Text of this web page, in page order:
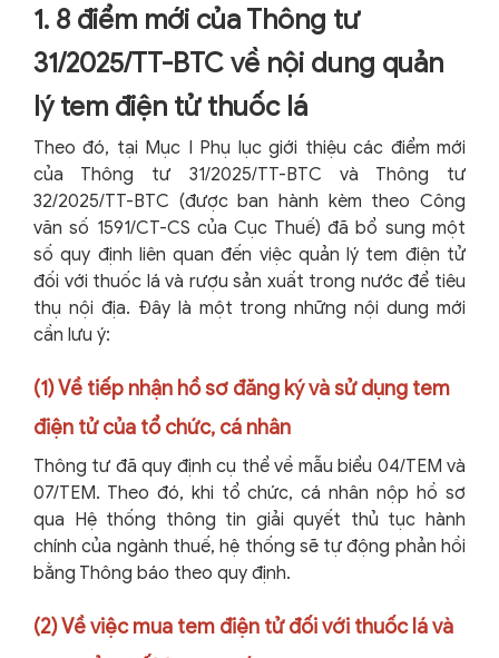
1. 8 điểm mới của Thông tư
31/2025/TT-BTC về nội dung quản
lý tem điện tử thuốc lá
Theo đó, tại Mục I Phụ lục giới thiệu các điểm mới
của Thông tư 31/2025/TT-BTC và Thông tư
32/2025/TT-BTC (được ban hành kèm theo Công
văn số 1591/CT-CS của Cục Thuế) đã bổ sung một
số quy định liên quan đến việc quản lý tem điện tử
đối với thuốc lá và rượu sản xuất trong nước để tiêu
thụ nội địa. Đây là một trong những nội dung mới
cần lưu ý:
(1) Về tiếp nhận hồ sơ đăng ký và sử dụng tem
điện tử của tổ chức, cá nhân
Thông tư đã quy định cụ thể về mẫu biểu 04/TEM và
07/TEM. Theo đó, khi tổ chức, cá nhân nộp hồ sơ
qua Hệ thống thông tin giải quyết thủ tục hành
chính của ngành thuế, hệ thống sẽ tự động phản hồi
bằng Thông báo theo quy định.
(2) Về việc mua tem điện tử đối với thuốc lá và